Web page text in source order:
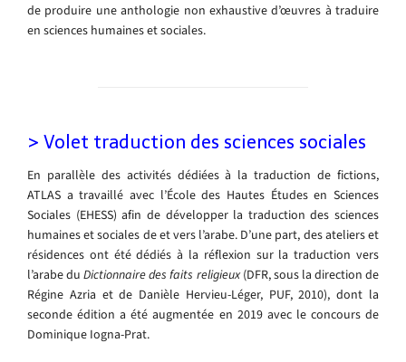
de produire une anthologie non exhaustive d’œuvres à traduire
en sciences humaines et sociales.
> Volet traduction des sciences sociales
En parallèle des activités dédiées à la traduction de fictions,
ATLAS a travaillé avec l’École des Hautes Études en Sciences
Sociales (EHESS) afin de développer la traduction des sciences
humaines et sociales de et vers l’arabe. D’une part, des ateliers et
résidences ont été dédiés à la réflexion sur la traduction vers
l’arabe duDictionnaire des faits religieux(DFR, sous la direction de
Régine Azria et de Danièle Hervieu-Léger, PUF, 2010), dont la
seconde édition a été augmentée en 2019 avec le concours de
Dominique Iogna-Prat.